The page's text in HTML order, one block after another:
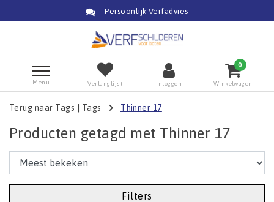
Persoonlijk Verfadvies
Menu Verlanglijst Inloggen
0
Winkelwagen
Terug naar Tags Tags Thinner 17
Producten getagd met Thinner 17
Filters